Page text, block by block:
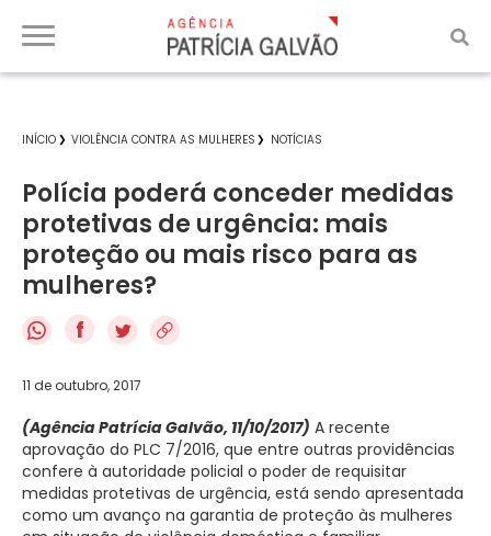
INÍCIO VIOLÊNCIA CONTRA AS MULHERES NOTÍCIAS
Polícia poderá conceder medidas
protetivas de urgência: mais
proteção ou mais risco para as
mulheres?
f
11 de outubro, 2017
(Agência Patrícia Galvão, 11/10/2017) A recente
aprovação do PLC 7/2016, que entre outras providências
confere à autoridade policial o poder de requisitar
medidas protetivas de urgência, está sendo apresentada
como um avanço na garantia de proteção às mulheres